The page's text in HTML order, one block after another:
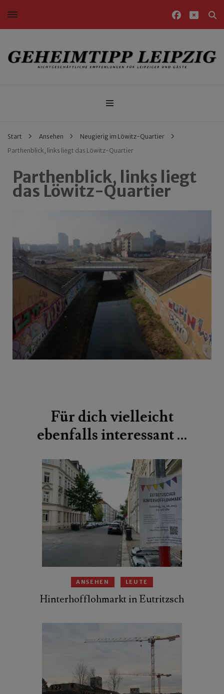
Nichtgeschäftliche Empfehlungen für Leipziger und Gäste
Start Ansehen
Neugierig im Löwitz-Quartier
Parthenblick, links liegt das Löwitz-Quartier
Parthenblick, links liegt
das Löwitz-Quartier
Für dich vielleicht
ebenfalls interessant …
ANSEHEN LEUTE
Hinterhofflohmarkt in Eutritzsch